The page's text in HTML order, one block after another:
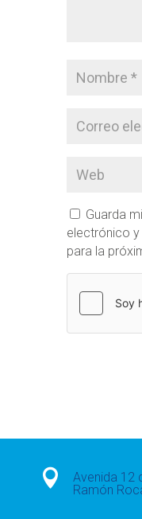
Guarda
electrónico
para la

Avenida 12
Ramón